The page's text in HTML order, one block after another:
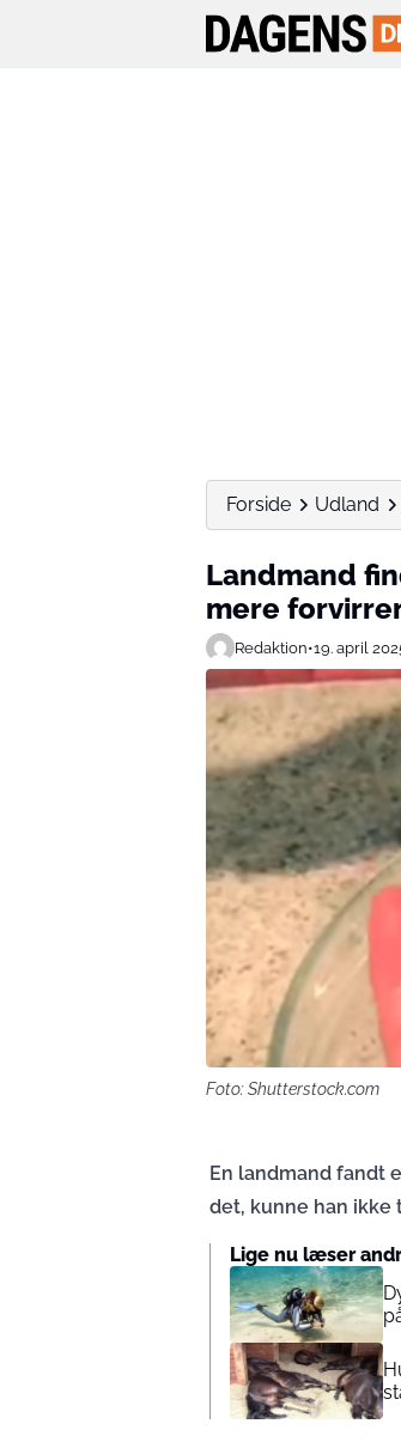
Forside Udland
Landmand
mere
Redaktion•19. april
Foto: Shutterstock.com
En landmand fandt
det, kunne han ikke
Lige nu læser